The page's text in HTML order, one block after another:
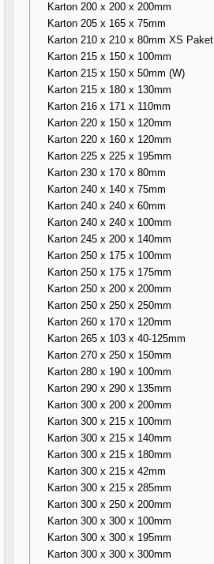
Karton 200 x 200 x 200mm
Karton 205 x 165 x 75mm
Karton 210 x 210 x 80mm XS Paket
Karton 215 x 150 x 100mm
Karton 215 x 150 x 50mm (W)
Karton 215 x 180 x 130mm
Karton 216 x 171 x 110mm
Karton 220 x 150 x 120mm
Karton 220 x 160 x 120mm
Karton 225 x 225 x 195mm
Karton 230 x 170 x 80mm
Karton 240 x 140 x 75mm
Karton 240 x 240 x 60mm
Karton 240 x 240 x 100mm
Karton 245 x 200 x 140mm
Karton 250 x 175 x 100mm
Karton 250 x 175 x 175mm
Karton 250 x 200 x 200mm
Karton 250 x 250 x 250mm
Karton 260 x 170 x 120mm
Karton 265 x 103 x 40-125mm
Karton 270 x 250 x 150mm
Karton 280 x 190 x 100mm
Karton 290 x 290 x 135mm
Karton 300 x 200 x 200mm
Karton 300 x 215 x 100mm
Karton 300 x 215 x 140mm
Karton 300 x 215 x 180mm
Karton 300 x 215 x 42mm
Karton 300 x 215 x 285mm
Karton 300 x 250 x 200mm
Karton 300 x 300 x 100mm
Karton 300 x 300 x 195mm
Karton 300 x 300 x 300mm